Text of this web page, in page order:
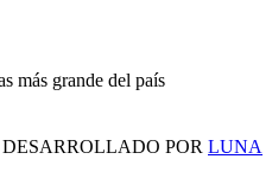
más grande del país
DESARROLLADO POR LUNA